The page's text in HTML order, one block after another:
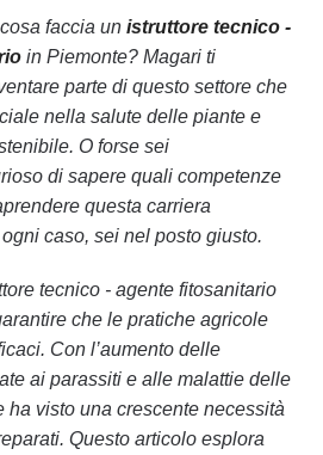
faccia un istruttore tecnico -
in Piemonte? Magari ti
parte di questo settore che
nella salute delle piante e
O forse sei
di sapere quali competenze
questa carriera
caso, sei nel posto giusto.
tecnico - agente fitosanitario
che le pratiche agricole
Con l’aumento delle
ai parassiti e alle malattie delle
ha visto una crescente necessità
Questo articolo esplora